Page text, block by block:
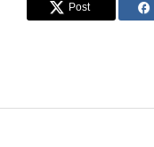
Post